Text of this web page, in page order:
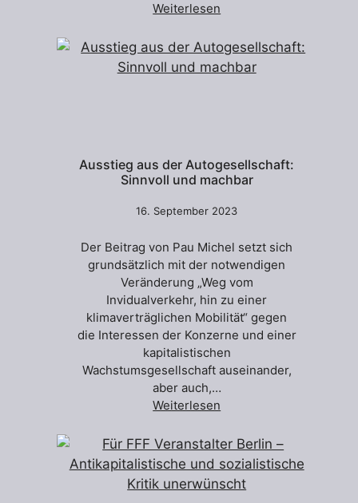
Weiterlesen
Ausstieg aus der Autogesellschaft:
Sinnvoll und machbar
16. September 2023
Der Beitrag von Pau Michel setzt sich
grundsätzlich mit der notwendigen
Veränderung „Weg vom
Invidualverkehr, hin zu einer
klimaverträglichen Mobilität“ gegen
die Interessen der Konzerne und einer
kapitalistischen
Wachstumsgesellschaft auseinander,
aber auch,…
Weiterlesen